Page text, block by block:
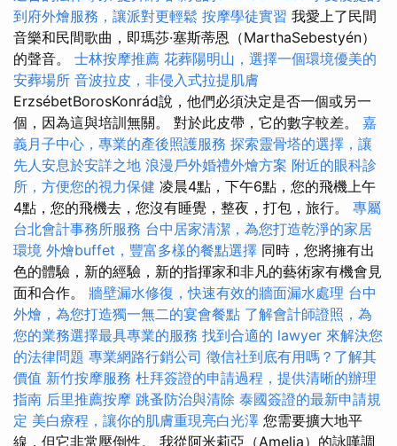
到府外燴服務，讓派對更輕鬆 按摩學徒實習 我愛上了民間
音樂和民間歌曲，即瑪莎·塞斯蒂恩（MarthaSebestyén）
的聲音。 士林按摩推薦 花葬陽明山，選擇一個環境優美的
安葬場所 音波拉皮，非侵入式拉提肌膚
ErzsébetBorosKonrád說，他們必須決定是否一個或另一
個，因為這與培訓無關。 對於此皮帶，它的數字較差。 嘉
義月子中心，專業的產後照護服務 探索靈骨塔的選擇，讓
先人安息於安詳之地 浪漫戶外婚禮外燴方案 附近的眼科診
所，方便您的視力保健 凌晨4點，下午6點，您的飛機上午
4點，您的飛機去，您沒有睡覺，整夜，打包，旅行。 專屬
台北會計事務所服務 台中居家清潔，為您打造乾淨的家居
環境 外燴buffet，豐富多樣的餐點選擇 同時，您將擁有出
色的體驗，新的經驗，新的指揮家和非凡的藝術家有機會見
面和合作。 牆壁漏水修復，快速有效的牆面漏水處理 台中
外燴，為您打造獨一無二的宴會餐點 了解會計師證照，為
您的業務選擇最具專業的服務 找到合適的 lawyer 來解決您
的法律問題 專業網路行銷公司 徵信社到底有用嗎？了解其
價值 新竹按摩服務 杜拜簽證的申請過程，提供清晰的辦理
指南 后里推薦按摩 跳蚤防治與清除 泰國簽證的最新申請規
定 美白療程，讓你的肌膚重現亮白光澤 您需要擴大地平
線，但它非常壓倒性。 我從阿米莉亞（Amelia）的詠嘆調